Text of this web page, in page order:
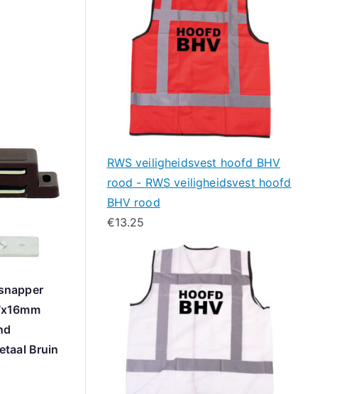
Bruin
RWS veiligheidsvest hoofd BHV
rood - RWS veiligheidsvest hoofd
BHV rood
€13.25